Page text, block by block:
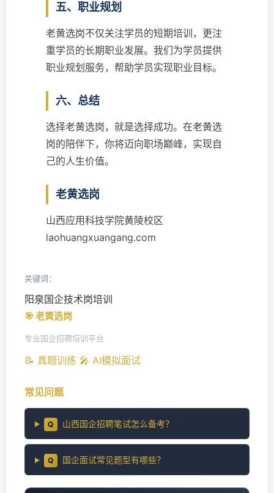
五、职业规划
老黄选岗不仅关注学员的短期培训，更注
重学员的长期职业发展。我们为学员提供
职业规划服务，帮助学员实现职业目标。
六、总结
选择老黄选岗，就是选择成功。在老黄选
岗的陪伴下，你将迈向职场巅峰，实现自
己的人生价值。
老黄选岗
山西应用科技学院黄陵校区
laohuangxuangang.com
关键词：
阳泉国企技术岗培训
🎯 老黄选岗
专业国企招聘培训平台
📝 真题训练 🎤 AI模拟面试
常见问题
Q 山西国企招聘笔试怎么备考？
Q 国企面试常见题型有哪些？